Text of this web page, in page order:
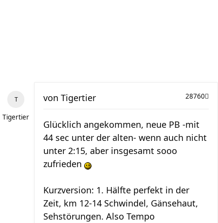
Tigertier
28760
von Tigertier
Glücklich angekommen, neue PB -mit
44 sec unter der alten- wenn auch nicht
unter 2:15, aber insgesamt sooo
zufrieden
Kurzversion: 1. Hälfte perfekt in der
Zeit, km 12-14 Schwindel, Gänsehaut,
Sehstörungen. Also Tempo